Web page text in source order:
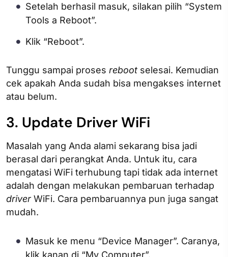
Setelah berhasil masuk, silakan pilih “System
Tools a Reboot”.
Klik “Reboot”.
Tunggu sampai proses reboot selesai. Kemudian
cek apakah Anda sudah bisa mengakses internet
atau belum.
3. Update Driver WiFi
Masalah yang Anda alami sekarang bisa jadi
berasal dari perangkat Anda. Untuk itu, cara
mengatasi WiFi terhubung tapi tidak ada internet
adalah dengan melakukan pembaruan terhadap
driverWiFi. Cara pembaruannya pun juga sangat
mudah.
Masuk ke menu “Device Manager”. Caranya,
klik kanan di “My Computer”.